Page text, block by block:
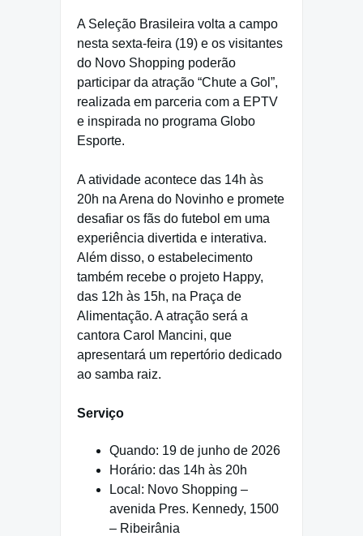
A Seleção Brasileira volta a campo
nesta sexta-feira (19) e os visitantes
do Novo Shopping poderão
participar da atração “Chute a Gol”,
realizada em parceria com a EPTV
e inspirada no programa Globo
Esporte.
A atividade acontece das 14h às
20h na Arena do Novinho e promete
desafiar os fãs do futebol em uma
experiência divertida e interativa.
Além disso, o estabelecimento
também recebe o projeto Happy,
das 12h às 15h, na Praça de
Alimentação. A atração será a
cantora Carol Mancini, que
apresentará um repertório dedicado
ao samba raiz.
Serviço
Quando: 19 de junho de 2026
Horário: das 14h às 20h
Local: Novo Shopping –
avenida Pres. Kennedy, 1500
– Ribeirânia